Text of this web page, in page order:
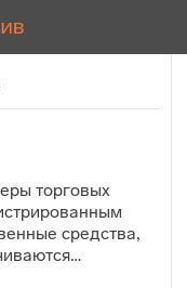
торговых
средства,